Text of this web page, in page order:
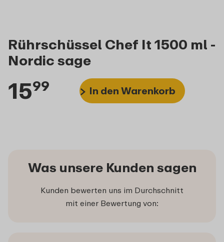
Rührschüssel Chef It 1500 ml -
Nordic sage
1599 In den Warenkorb
Was unsere Kunden sagen
Kunden bewerten uns im Durchschnitt
mit einer Bewertung von: